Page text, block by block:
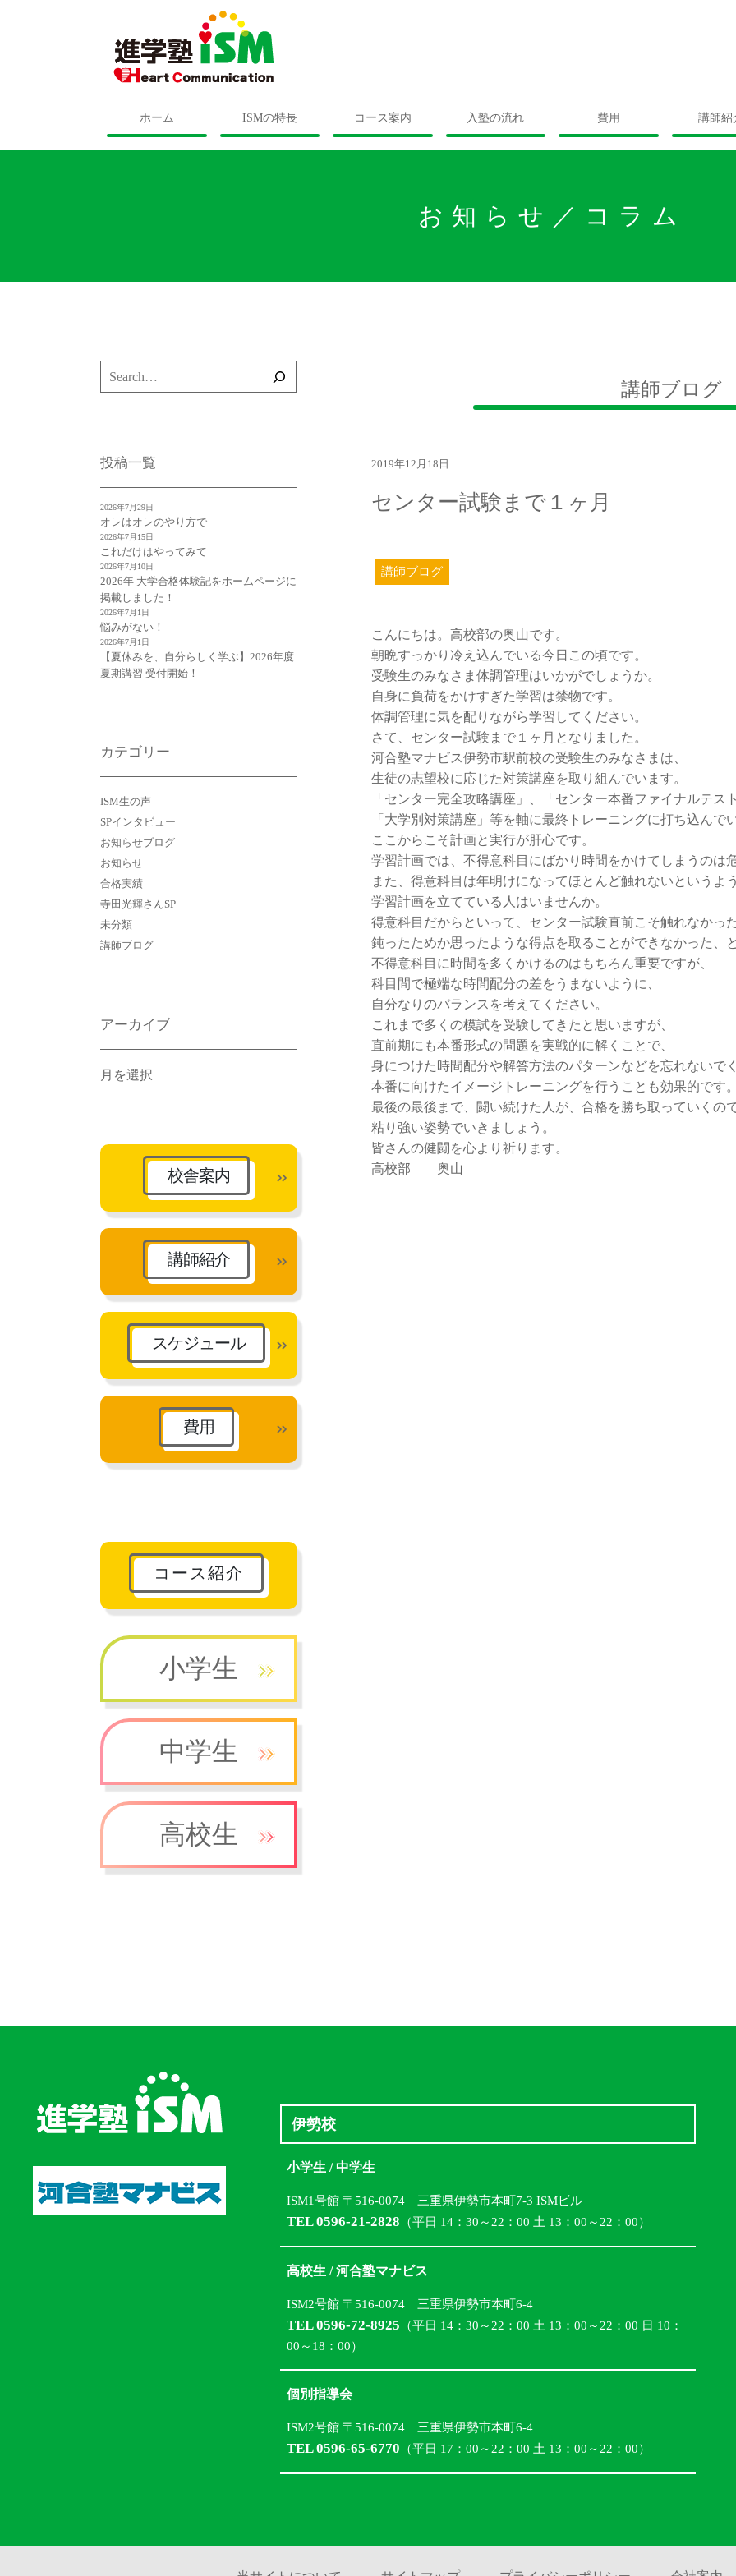
ホーム ISMの特長 コース案内 入塾の流れ 費用 講師紹
お知らせ／コラム
講師ブログ
2019年12月18日
センター試験まで１ヶ月
講師ブログ
こんにちは。高校部の奥山です。
朝晩すっかり冷え込んでいる今日この頃です。
受験生のみなさま体調管理はいかがでしょうか。
自身に負荷をかけすぎた学習は禁物です。
体調管理に気を配りながら学習してください。
さて、センター試験まで１ヶ月となりました。
河合塾マナビス伊勢市駅前校の受験生のみなさまは、
生徒の志望校に応じた対策講座を取り組んでいます。
「センター完全攻略講座」、「センター本番ファイナルテス
「大学別対策講座」等を軸に最終トレーニングに打ち込んで
ここからこそ計画と実行が肝心です。
学習計画では、不得意科目にばかり時間をかけてしまうのは
また、得意科目は年明けになってほとんど触れないというよ
学習計画を立てている人はいませんか。
得意科目だからといって、センター試験直前こそ触れなかっ
鈍ったためか思ったような得点を取ることができなかった、
不得意科目に時間を多くかけるのはもちろん重要ですが、
科目間で極端な時間配分の差をうまないように、
自分なりのバランスを考えてください。
これまで多くの模試を受験してきたと思いますが、
直前期にも本番形式の問題を実戦的に解くことで、
身につけた時間配分や解答方法のパターンなどを忘れないで
本番に向けたイメージトレーニングを行うことも効果的です
最後の最後まで、闘い続けた人が、合格を勝ち取っていくの
粘り強い姿勢でいきましょう。
皆さんの健闘を心より祈ります。
高校部 奥山
検
索
投稿一覧
オレはオレのやり方で
2026年7月29日
これだけはやってみて
2026年7月15日
2026年 大学合格体験記をホームページに
掲載しました！
2026年7月10日
悩みがない！
2026年7月1日
【夏休みを、自分らしく学ぶ】2026年度
夏期講習 受付開始！
2026年7月1日
カテゴリー
ISM生の声
SPインタビュー
お知らせブログ
お知らせ
合格実績
寺田光輝さんSP
未分類
講師ブログ
アーカイブ
ア
ブ
校舎案内
講師紹介
スケジュール
費用
コース紹介
小学生
中学生
高校生
伊勢校
小学生 / 中学生
ISM1号館 〒516-0074 三重県伊勢市本町7-3 ISMビル
TEL 0596-21-2828 （平日 14：30～22：00 土 13：00～22：00）
高校生 / 河合塾マナビス
ISM2号館 〒516-0074 三重県伊勢市本町6-4
TEL 0596-72-8925 （平日 14：30～22：00 土 13：00～22：00 日 10：
00～18：00）
個別指導会
ISM2号館 〒516-0074 三重県伊勢市本町6-4
TEL 0596-65-6770 （平日 17：00～22：00 土 13：00～22：00）